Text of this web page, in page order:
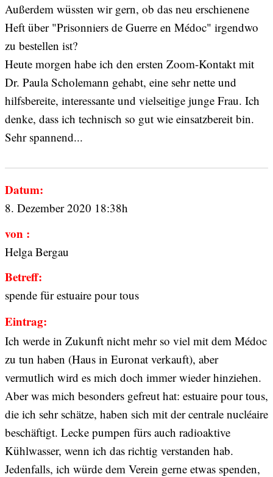
Außerdem wüssten wir gern, ob das neu erschienene
Heft über "Prisonniers de Guerre en Médoc" irgendwo
zu bestellen ist?
Heute morgen habe ich den ersten Zoom-Kontakt mit
Dr. Paula Scholemann gehabt, eine sehr nette und
hilfsbereite, interessante und vielseitige junge Frau. Ich
denke, dass ich technisch so gut wie einsatzbereit bin.
Sehr spannend...
Datum:
8. Dezember 2020 18:38h
von :
Helga Bergau
Betreff:
spende für estuaire pour tous
Eintrag:
Ich werde in Zukunft nicht mehr so viel mit dem Médoc
zu tun haben (Haus in Euronat verkauft), aber
vermutlich wird es mich doch immer wieder hinziehen.
Aber was mich besonders gefreut hat: estuaire pour tous,
die ich sehr schätze, haben sich mit der centrale nucléaire
beschäftigt. Lecke pumpen fürs auch radioaktive
Kühlwasser, wenn ich das richtig verstanden hab.
Jedenfalls, ich würde dem Verein gerne etwas spenden,